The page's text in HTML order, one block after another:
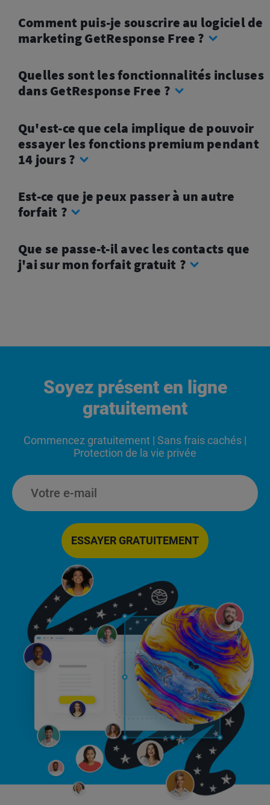
Comment puis-je souscrire au logiciel de
marketing GetResponse Free ?
Quelles sont les fonctionnalités incluses
dans GetResponse Free ?
Qu'est-ce que cela implique de pouvoir
essayer les fonctions premium pendant
14 jours ?
Est-ce que je peux passer à un autre
forfait ?
Que se passe-t-il avec les contacts que
j'ai sur mon forfait gratuit ?
Soyez présent en ligne
gratuitement
Commencez gratuitement | Sans frais cachés |
Protection de la vie privée
ESSAYER GRATUITEMENT